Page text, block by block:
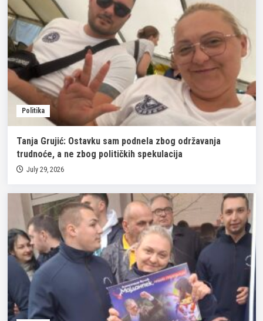
Politika
Tanja Grujić: Ostavku sam podnela zbog održavanja
trudnoće, a ne zbog političkih spekulacija
July 29, 2026